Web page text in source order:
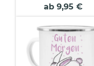
und Schwiegersohn
ab 9,95 €